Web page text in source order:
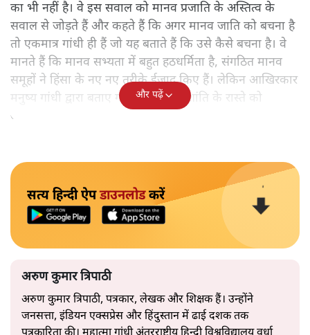
का भी नहीं है। वे इस सवाल को मानव प्रजाति के अस्तित्व के
सवाल से जोड़ते हैं और कहते हैं कि अगर मानव जाति को बचना है
तो एकमात्र गांधी ही हैं जो यह बताते हैं कि उसे कैसे बचना है। वे
मानते हैं कि मानव सभ्यता में बहुत हठधर्मिता है, संगठित मानव
समूहों ने हिंसा के नए नए तरीके ईजाद किए हैं। लेकिन आखिरकार
मनुष्य गांधी द्वारा बताए गए अहिंसा और शांति के रास्ते को
अपनाएगा।
और पढ़ें
सत्य हिन्दी ऐपडाउनलोडकरें
अरुण कुमार त्रिपाठी
अरुण कुमार त्रिपाठी, पत्रकार, लेखक और शिक्षक हैं। उन्होंने
जनसत्ता, इंडियन एक्सप्रेस और हिंदुस्तान में ढाई दशक तक